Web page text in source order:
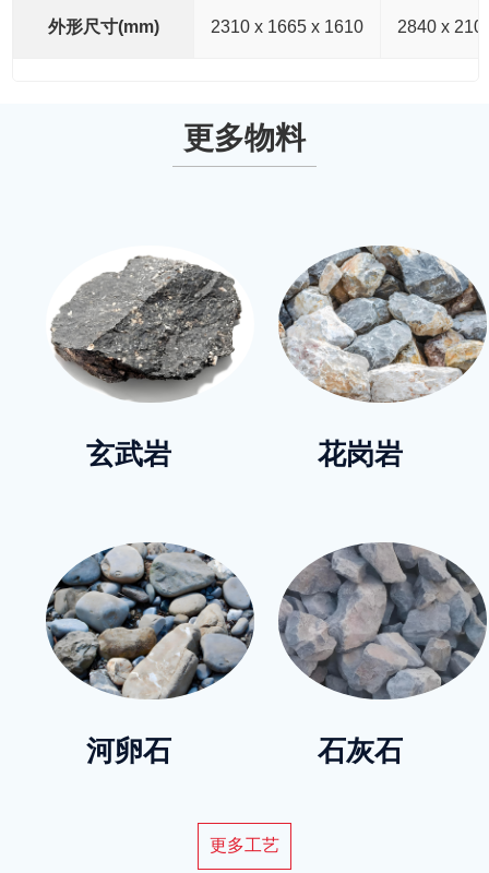
外形尺寸(mm) 2310 x 1665 x 1610 2840 x
更多物料
玄武岩 花岗岩
河卵石 石灰石
更多工艺